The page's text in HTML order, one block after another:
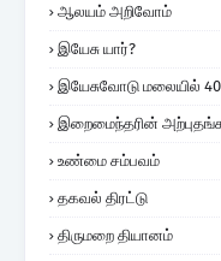
ஆலயம் அறிவோம்
இயேசு யார்?
இயேசுவோடு மலையில்
இறைமைந்தரின்
உண்மை சம்பவம்
தகவல் திரட்டு
திருமறை தியானம்